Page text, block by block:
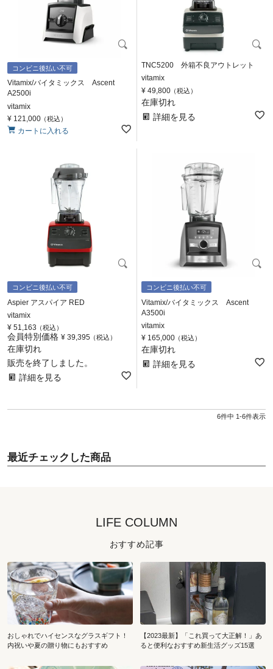
コンビニ後払い不可
Vitamix/バイタミックス Ascent
A2500i
vitamix
¥ 121,000 税込
カートに入れる
TNC5200 外箱不良アウトレット
vitamix
¥ 49,800 税込
在庫切れ
詳細を見る
コンビニ後払い不可
Aspier アスパイア RED
vitamix
¥ 51,163 税込
会員特別価格 ¥ 39,395 税込
在庫切れ
販売を終了しました。
詳細を見る
コンビニ後払い不可
Vitamix/バイタミックス Ascent
A3500i
vitamix
¥ 165,000 税込
在庫切れ
詳細を見る
6件中 1-6件表示
最近チェックした商品
LIFE COLUMN
おすすめ記事
おしゃれでハイセンスなグラスギフト！
内祝いや夏の贈り物にもおすすめ
【2023最新】「これ買って大正解！」あ
ると便利なおすすめ新生活グッズ15選